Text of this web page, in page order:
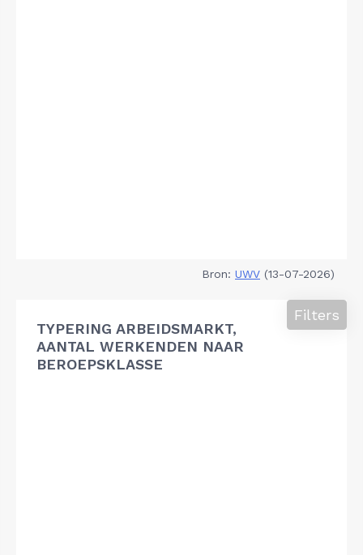
Bron: UWV (13-07-2026)
TYPERING ARBEIDSMARKT,
AANTAL WERKENDEN NAAR
BEROEPSKLASSE
Filters